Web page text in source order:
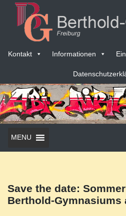
Kontakt Informationen
MENU
Save the date:
Berthold-Gymnasiums